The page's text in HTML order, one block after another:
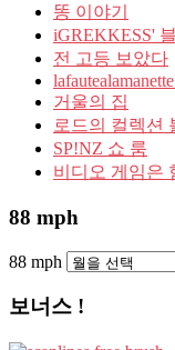
똥 이야기
iGREKKESS'
전 고등 보았다
거울의 집
로드의 컬렉션
SP!NZ 쇼 룸
비디오 게임은
88 mph
88 mph
보너스 !